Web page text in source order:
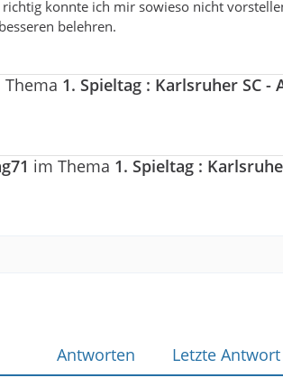
konnte ich mir sowieso nicht
belehren.
Thema 1. Spieltag : Karlsruher SC -
im Thema 1. Spieltag :
Antworten
Letzte Antwort